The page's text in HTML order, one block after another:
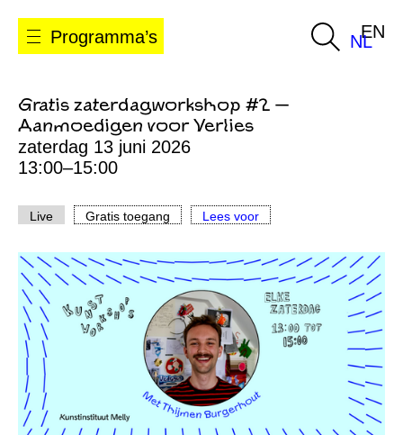
Programma’s NLEN
Gratis zaterdagworkshop #2 —
Aanmoedigen voor Verlies
zaterdag 13 juni 2026
13:00–15:00
Live Gratis toegang Lees voor